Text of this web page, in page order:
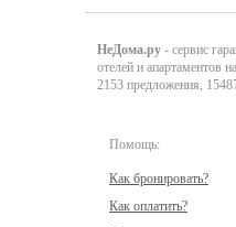
НеДома.ру - сервис
отелей и апартаментов
2153 предложения,
Помощь:
Как бронировать?
Как оплатить?